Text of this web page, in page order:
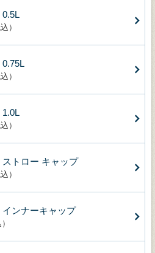
0.5L
）
）
1.0L
）
トロー キャップ
）
ンナーキャップ